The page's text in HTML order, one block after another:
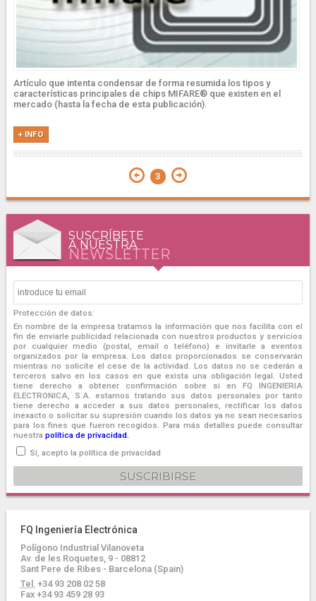
Artículo que intenta condensar de forma resumida los tipos y
características principales de chips MIFARE® que existen en el
mercado (hasta la fecha de esta publicación).
+ INFO
3
SUSCRÍBETE
A NUESTRA
NEWSLETTER
Protección de datos:
En nombre de la empresa tratamos la información que nos facilita con el
fin de enviarle publicidad relacionada con nuestros productos y servicios
por cualquier medio (postal, email o teléfono) e invitarle a eventos
organizados por la empresa. Los datos proporcionados se conservarán
mientras no solicite el cese de la actividad. Los datos no se cederán a
terceros salvo en los casos en que exista una obligación legal. Usted
tiene derecho a obtener confirmación sobre si en FQ INGENIERIA
ELECTRONICA, S.A. estamos tratando sus datos personales por tanto
tiene derecho a acceder a sus datos personales, rectificar los datos
inexacto o solicitar su supresión cuando los datos ya no sean necesarios
para los fines que fueron recogidos. Para más detalles puede consultar
nuestra política de privacidad.
Sí, acepto la política de privacidad
FQ Ingeniería Electrónica
Polígono Industrial Vilanoveta
Av. de les Roquetes, 9 - 08812
Sant Pere de Ribes - Barcelona (Spain)
Tel.+34 93 208 02 58
Fax +34 93 459 28 93